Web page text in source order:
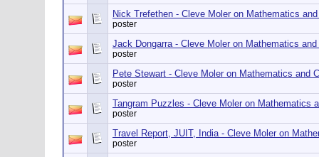
Nick Trefethen - Cleve Moler on Mathematics
poster
Jack Dongarra - Cleve Moler on Mathematics
poster
Pete Stewart - Cleve Moler on Mathematics and
poster
Tangram Puzzles - Cleve Moler on Mathematics
poster
Travel Report, JUIT, India - Cleve Moler on
poster